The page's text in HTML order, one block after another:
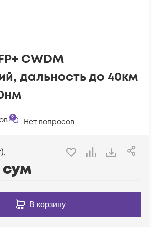
CWDM
дальность до 40км
Нет вопросов
сум
В корзину